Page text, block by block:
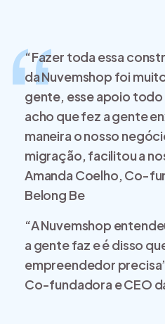
“Fazer toda essa
da Nuvemshop foi
gente, esse apoio todo
acho que fez a gente
maneira o nosso
migração, facilitou a
Amanda Coelho, Co-
Belong Be
“A Nuvemshop
a gente faz e é disso
empreendedor
Co-fundadora e CEO